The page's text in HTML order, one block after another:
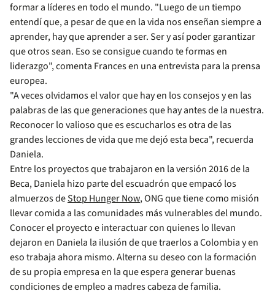
formar a líderes en todo el mundo. "Luego de un tiempo
entendí que, a pesar de que en la vida nos enseñan siempre a
aprender, hay que aprender a ser. Ser y así poder garantizar
que otros sean. Eso se consigue cuando te formas en
liderazgo", comenta Frances en una entrevista para la prensa
europea.
"A veces olvidamos el valor que hay en los consejos y en las
palabras de las que generaciones que hay antes de la nuestra.
Reconocer lo valioso que es escucharlos es otra de las
grandes lecciones de vida que me dejó esta beca", recuerda
Daniela.
Entre los proyectos que trabajaron en la versión 2016 de la
Beca, Daniela hizo parte del escuadrón que empacó los
almuerzos deStop Hunger Now, ONG que tiene como misión
llevar comida a las comunidades más vulnerables del mundo.
Conocer el proyecto e interactuar con quienes lo llevan
dejaron en Daniela la ilusión de que traerlos a Colombia y en
eso trabaja ahora mismo. Alterna su deseo con la formación
de su propia empresa en la que espera generar buenas
condiciones de empleo a madres cabeza de familia.